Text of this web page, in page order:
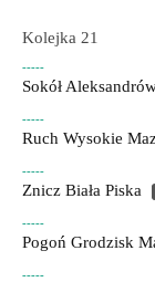
Kolejka 21
-----
Sokół
-----
Ruch Wysokie
-----
Znicz Biała Piska
-----
Pogoń Grodzisk
-----